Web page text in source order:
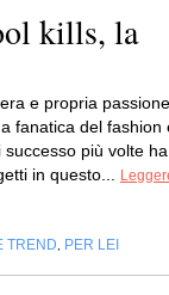
kills, la
e propria passione
fanatica del fashion
più volte ha
in questo...
TREND PER LEI